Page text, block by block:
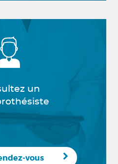
un
vous